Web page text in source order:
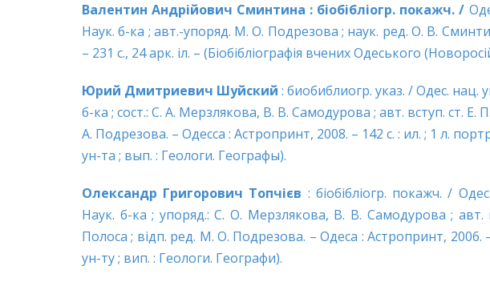
Валентин Андрiйович Сминтина : бiобiблiогр. покажч. /
Наук. б-ка ; авт.-упоряд. М. О. Подрезова ; наук. ред. О. В.
– 231 с., 24 арк. iл. – (Біобібліографія вчених Одеського
Юрий Дмитриевич Шуйский : биобиблиогр. указ. / Одес.
б-ка ; сост.: С. А. Мерзлякова, В. В. Самодурова ; авт. вступ. ст.
А. Подрезова. – Одесса : Астропринт, 2008. – 142 с. : ил. ; 1 л.
ун-та ; вып. : Геологи. Географы).
Олександр Григорович Топчієв : біобібліогр. покажч. /
Наук. б-ка ; упоряд.: С. О. Мерзлякова, В. В. Самодурова ; авт.
Полоса ; відп. ред. М. О. Подрезова. – Одеса : Астропринт, 2006. –
ун-ту ; вип. : Геологи. Географи).